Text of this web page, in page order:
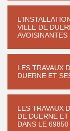
VILLE DE
LES TRAVAUX
DUERNE ET
LES TRAVAUX
DE DUERNE
DANS LE 69850